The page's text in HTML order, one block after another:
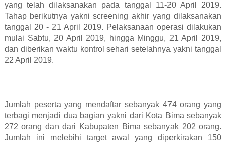
yang telah dilaksanakan pada tanggal 11-20 April 2019.
Tahap berikutnya yakni screening akhir yang dilaksanakan
tanggal 20 - 21 April 2019. Pelaksanaan operasi dilakukan
mulai Sabtu, 20 April 2019, hingga Minggu, 21 April 2019,
dan diberikan waktu kontrol sehari setelahnya yakni tanggal
22 April 2019.
Jumlah peserta yang mendaftar sebanyak 474 orang yang
terbagi menjadi dua bagian yakni dari Kota Bima sebanyak
272 orang dan dari Kabupaten Bima sebanyak 202 orang.
Jumlah ini melebihi target awal yang diperkirakan 150